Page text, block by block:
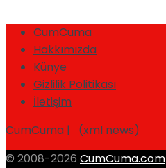
CumCuma
Hakkımızda
Künye
Gizlilik Politikası
İletişim
CumCuma | (xml news)
© 2008-2026 CumCuma.com